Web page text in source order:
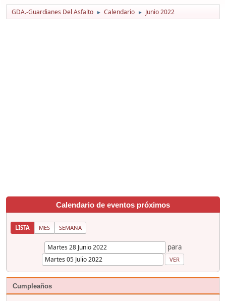
GDA.-Guardianes Del Asfalto ► Calendario ► Junio 2022
Calendario de eventos próximos
LISTA MES SEMANA
para
Cumpleaños